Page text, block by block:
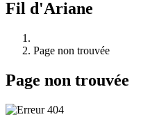
Fil d'Ariane
Page non trouvée
Page non trouvée